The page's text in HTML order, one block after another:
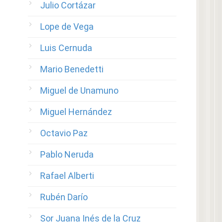
Julio Cortázar
Lope de Vega
Luis Cernuda
Mario Benedetti
Miguel de Unamuno
Miguel Hernández
Octavio Paz
Pablo Neruda
Rafael Alberti
Rubén Darío
Sor Juana Inés de la Cruz